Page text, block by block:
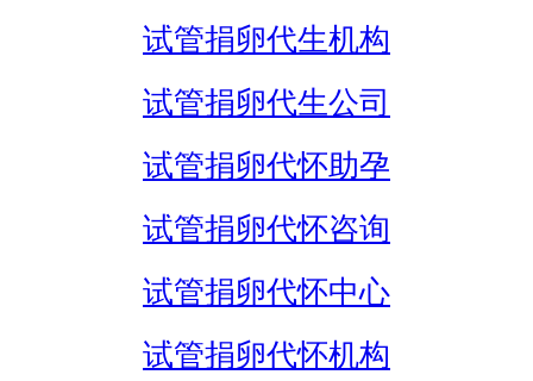
试管捐卵代生机构
试管捐卵代生公司
试管捐卵代怀助孕
试管捐卵代怀咨询
试管捐卵代怀中心
试管捐卵代怀机构